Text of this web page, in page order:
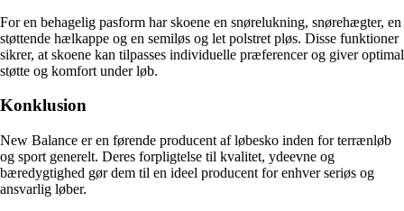
For en behagelig pasform har skoene en snørelukning, snørehægter, en
støttende hælkappe og en semiløs og let polstret pløs. Disse funktioner
sikrer, at skoene kan tilpasses individuelle præferencer og giver optimal
støtte og komfort under løb.
Konklusion
New Balance er en førende producent af løbesko inden for terrænløb
og sport generelt. Deres forpligtelse til kvalitet, ydeevne og
bæredygtighed gør dem til en ideel producent for enhver seriøs og
ansvarlig løber.